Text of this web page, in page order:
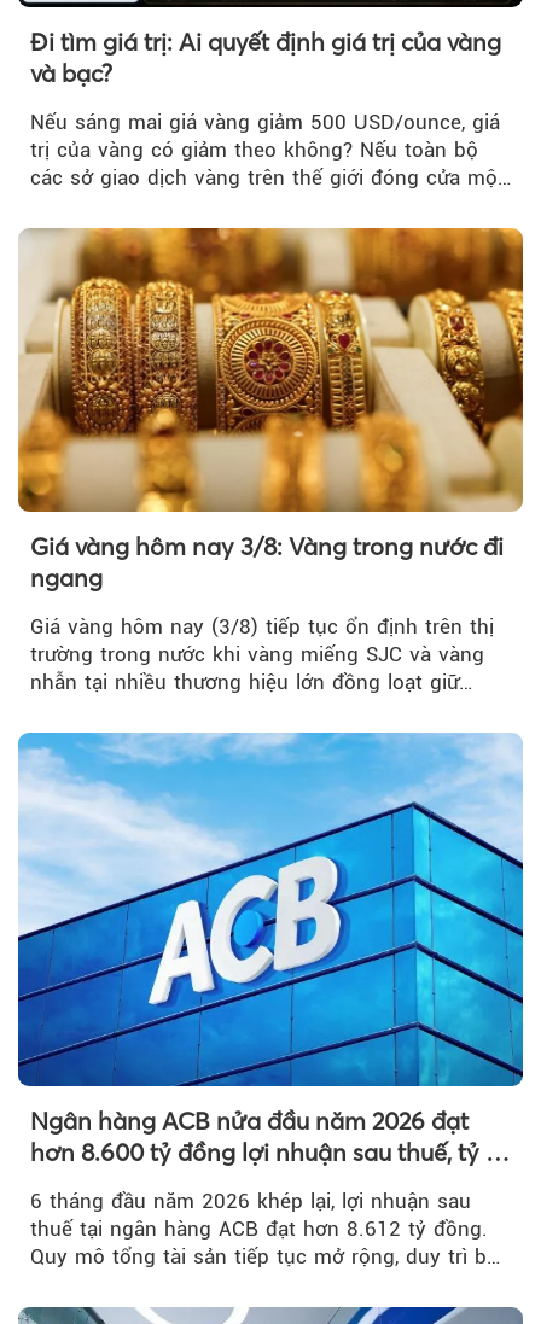
Đi tìm giá trị: Ai quyết định giá trị của vàng
và bạc?
Nếu sáng mai giá vàng giảm 500 USD/ounce, giá
trị của vàng có giảm theo không? Nếu toàn bộ
các sở giao dịch vàng trên thế giới đóng cửa một
Giá vàng hôm nay 3/8: Vàng trong nước đi
ngang
Giá vàng hôm nay (3/8) tiếp tục ổn định trên thị
trường trong nước khi vàng miếng SJC và vàng
nhẫn tại nhiều thương hiệu lớn đồng loạt giữ
Ngân hàng ACB nửa đầu năm 2026 đạt
hơn 8.600 tỷ đồng lợi nhuận sau thuế, tỷ lệ
6 tháng đầu năm 2026 khép lại, lợi nhuận sau
thuế tại ngân hàng ACB đạt hơn 8.612 tỷ đồng.
Quy mô tổng tài sản tiếp tục mở rộng, duy trì bộ